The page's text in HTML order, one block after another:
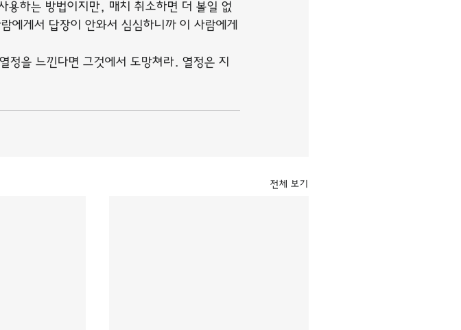
용하는 방법이지만, 매치 취소하면 더 볼일 없
에게서 답장이 안와서 심심하니까 이 사람에게
정을 느낀다면 그것에서 도망쳐라. 열정은 지
전체 보기